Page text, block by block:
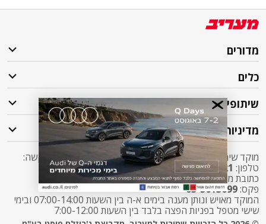
מדורים
כלים
שיתופי פעולה
מדיניות
מוקד שירות לקוחות מעריב אליו ניתן לפנות בכל שאלה או בקשה:
טלפון: 2421* שלוחה 5 מעריב או
03-7619056
כתובת מייל:sherut@maariv.co.il
פקס:03-5613699
המוקד מאויש ונותן מענה בימים א-ה בין השעות 07:00-14:00 ובימי
שישי מטפל בפניות הפצה בלבד בין השעות 7:00-12:00